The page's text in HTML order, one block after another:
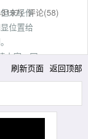
未经作
位置给
大家一同
support-p
) 评论(58)
刷新页面 返回顶部